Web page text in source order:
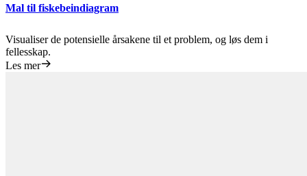
Mal til fiskebeindiagram
Visualiser de potensielle årsakene til et problem, og løs dem i
fellesskap.
Les mer